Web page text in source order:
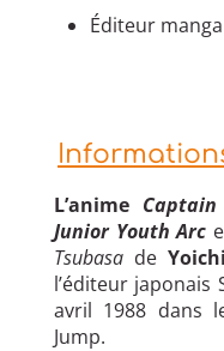
Éditeur manga
L’anime
Junior Youth Arc
Tsubasa de
l’éditeur japonais
avril 1988 dans
Jump.